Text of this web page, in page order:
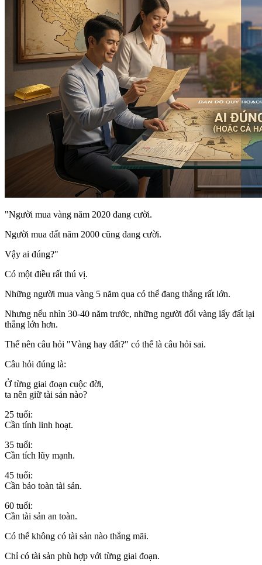
"Người mua vàng năm 2020 đang cười.
Người mua đất năm 2000 cũng đang cười.
Vậy ai đúng?"
Có một điều rất thú vị.
Những người mua vàng 5 năm qua có thể đang thắng rất lớn.
Nhưng nếu nhìn 30-40 năm trước, những người đổi vàng lấy đất lại
thắng lớn hơn.
Thế nên câu hỏi "Vàng hay đất?" có thể là câu hỏi sai.
Câu hỏi đúng là:
Ở từng giai đoạn cuộc đời,
ta nên giữ tài sản nào?
25 tuổi:
Cần tính linh hoạt.
35 tuổi:
Cần tích lũy mạnh.
45 tuổi:
Cần bảo toàn tài sản.
60 tuổi:
Cần tài sản an toàn.
Có thể không có tài sản nào thắng mãi.
Chỉ có tài sản phù hợp với từng giai đoạn.